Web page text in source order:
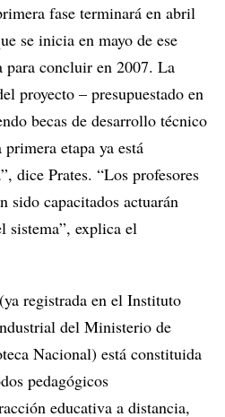
fase terminará en abril
se inicia en mayo de ese
para concluir en 2007. La
proyecto – presupuestado en
becas de desarrollo técnico
etapa ya está
dice Prates. “Los profesores
sido capacitados actuarán
sistema”, explica el
registrada en el Instituto
del Ministerio de
Nacional) está constituida
pedagógicos
educativa a distancia,